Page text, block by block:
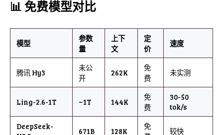
📊 免费模型对比
模型
参数
量
上下
文
定
价
速度
腾讯 Hy3
未公
开
262K
免
费
未实测
Ling-2.6-1T ~1T 144K
免
费
30-50
tok/s
DeepSeek-
671B 128K
免
较快